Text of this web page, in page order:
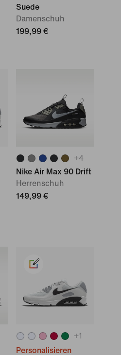
Suede
Damenschuh
199,99 €
+4
Nike Air Max 90 Drift
Herrenschuh
149,99 €
+1
Personalisieren